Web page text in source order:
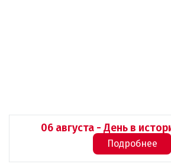
06 августа - День в
Подробнее